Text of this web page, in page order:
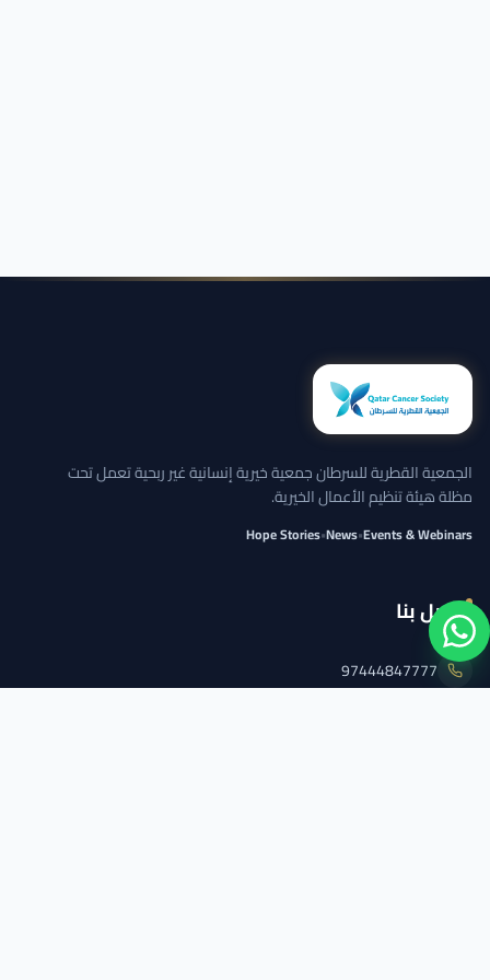
الجمعية القطرية للسرطان جمعية خيرية إنسانية غير ربحية تعمل تحت
مظلة هيئة تنظيم الأعمال الخيرية.
Events & Webinars
•
News
•
Hope Stories
اتصل بنا
97444847777